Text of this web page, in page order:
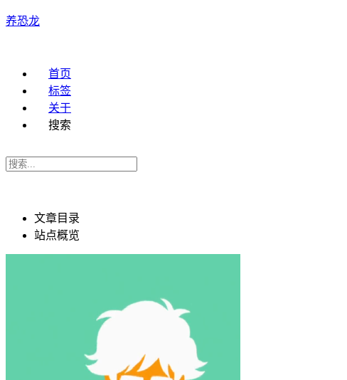
养恐龙
首页
标签
关于
搜索
文章目录
站点概览